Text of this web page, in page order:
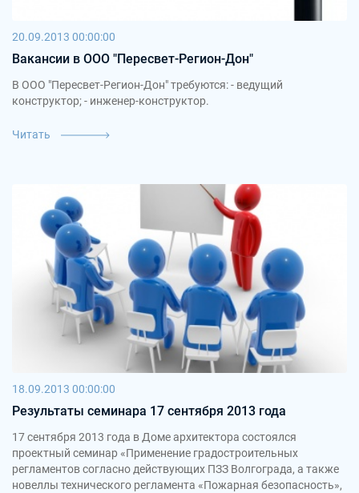
20.09.2013 00:00:00
Вакансии в ООО "Пересвет-Регион-Дон"
В ООО "Пересвет-Регион-Дон" требуются: - ведущий
конструктор; - инженер-конструктор.
Читать
18.09.2013 00:00:00
Результаты семинара 17 сентября 2013 года
17 сентября 2013 года в Доме архитектора состоялся
проектный семинар «Применение градостроительных
регламентов согласно действующих ПЗЗ Волгограда, а также
новеллы технического регламента «Пожарная безопасность»,